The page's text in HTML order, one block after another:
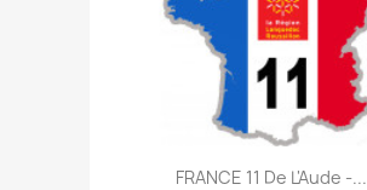
FRANCE 11 De L'Aude -...